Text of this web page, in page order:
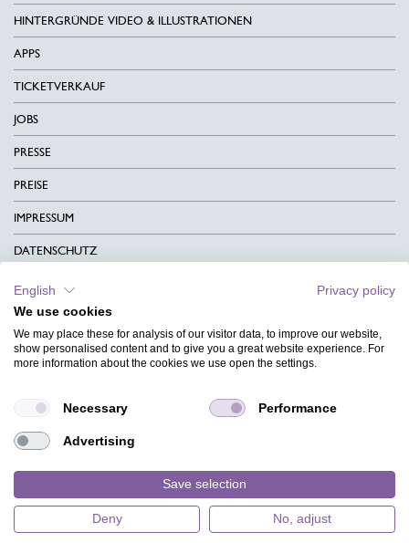
HINTERGRÜNDE VIDEO & ILLUSTRATIONEN
APPS
TICKETVERKAUF
JOBS
PRESSE
PREISE
IMPRESSUM
DATENSCHUTZ
KONTAKT
AGB
CHARITY
MAGAZIN
HILFE
English
Privacy policy
We use cookies
We may place these for analysis of our visitor data, to improve our website,
show personalised content and to give you a great website experience. For
more information about the cookies we use open the settings.
Necessary Performance
Advertising
Save selection
Deny No, adjust